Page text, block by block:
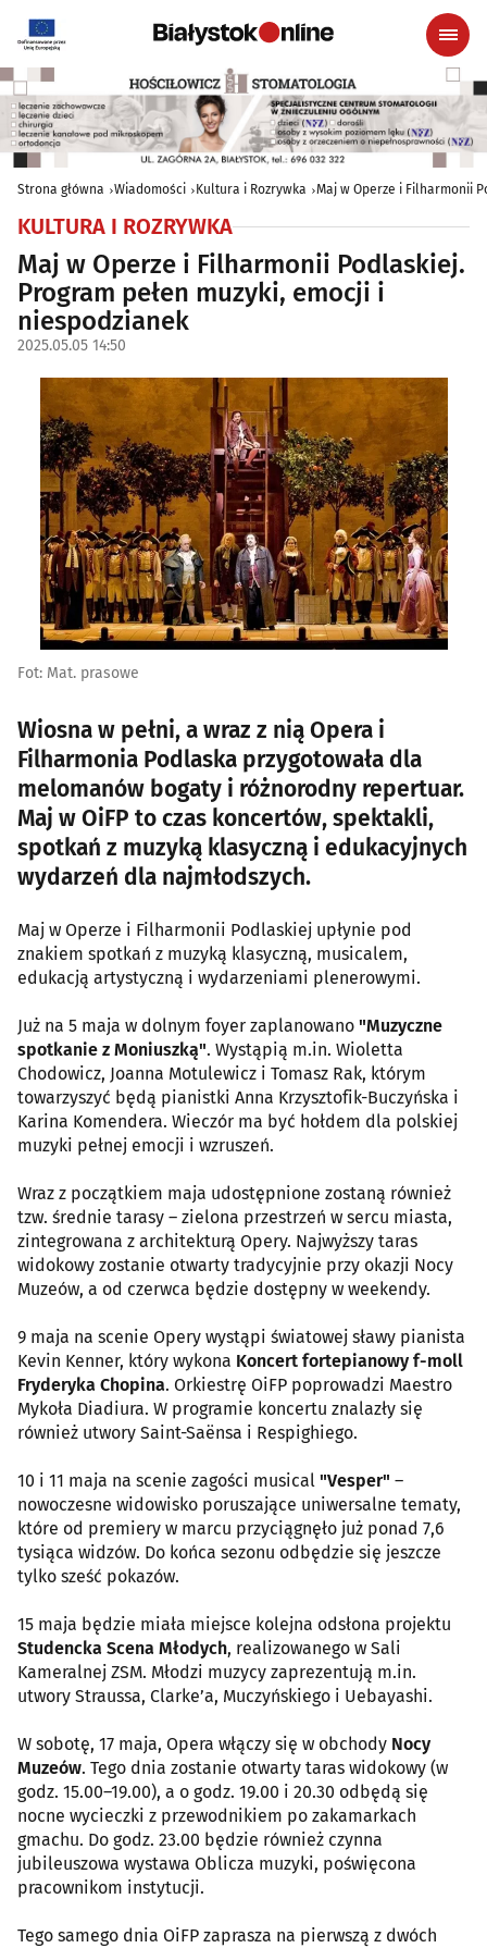
Strona główna Wiadomości Kultura i Rozrywka Maj w Operze i Filharmonii
KULTURA I ROZRYWKA
Maj w Operze i Filharmonii Podlaskiej.
Program pełen muzyki, emocji i
niespodzianek
2025.05.05 14:50
Fot: Mat. prasowe
Wiosna w pełni, a wraz z nią Opera i
Filharmonia Podlaska przygotowała dla
melomanów bogaty i różnorodny repertuar.
Maj w OiFP to czas koncertów, spektakli,
spotkań z muzyką klasyczną i edukacyjnych
wydarzeń dla najmłodszych.
Maj w Operze i Filharmonii Podlaskiej upłynie pod
znakiem spotkań z muzyką klasyczną, musicalem,
edukacją artystyczną i wydarzeniami plenerowymi.
Już na 5 maja w dolnym foyer zaplanowano "Muzyczne
spotkanie z Moniuszką". Wystąpią m.in. Wioletta
Chodowicz, Joanna Motulewicz i Tomasz Rak, którym
towarzyszyć będą pianistki Anna Krzysztofik-Buczyńska i
Karina Komendera. Wieczór ma być hołdem dla polskiej
muzyki pełnej emocji i wzruszeń.
Wraz z początkiem maja udostępnione zostaną również
tzw. średnie tarasy – zielona przestrzeń w sercu miasta,
zintegrowana z architekturą Opery. Najwyższy taras
widokowy zostanie otwarty tradycyjnie przy okazji Nocy
Muzeów, a od czerwca będzie dostępny w weekendy.
9 maja na scenie Opery wystąpi światowej sławy pianista
Kevin Kenner, który wykona Koncert fortepianowy f-moll
Fryderyka Chopina. Orkiestrę OiFP poprowadzi Maestro
Mykoła Diadiura. W programie koncertu znalazły się
również utwory Saint-Saënsa i Respighiego.
10 i 11 maja na scenie zagości musical "Vesper" –
nowoczesne widowisko poruszające uniwersalne tematy,
które od premiery w marcu przyciągnęło już ponad 7,6
tysiąca widzów. Do końca sezonu odbędzie się jeszcze
tylko sześć pokazów.
15 maja będzie miała miejsce kolejna odsłona projektu
Studencka Scena Młodych, realizowanego w Sali
Kameralnej ZSM. Młodzi muzycy zaprezentują m.in.
utwory Straussa, Clarke’a, Muczyńskiego i Uebayashi.
W sobotę, 17 maja, Opera włączy się w obchody Nocy
Muzeów. Tego dnia zostanie otwarty taras widokowy (w
godz. 15.00–19.00), a o godz. 19.00 i 20.30 odbędą się
nocne wycieczki z przewodnikiem po zakamarkach
gmachu. Do godz. 23.00 będzie również czynna
jubileuszowa wystawa Oblicza muzyki, poświęcona
pracownikom instytucji.
Tego samego dnia OiFP zaprasza na pierwszą z dwóch